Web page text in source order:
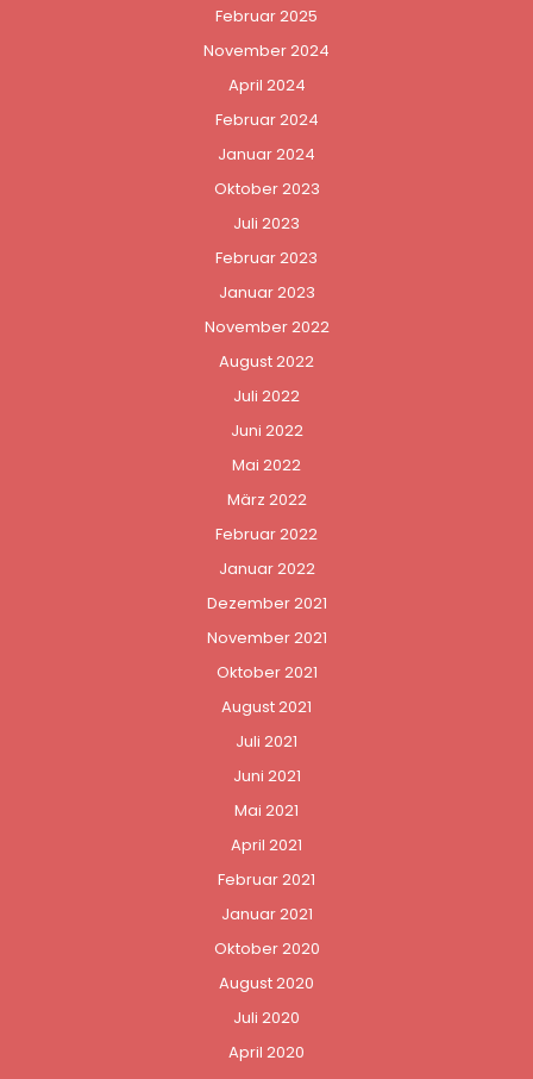
Februar 2025
November 2024
April 2024
Februar 2024
Januar 2024
Oktober 2023
Juli 2023
Februar 2023
Januar 2023
November 2022
August 2022
Juli 2022
Juni 2022
Mai 2022
März 2022
Februar 2022
Januar 2022
Dezember 2021
November 2021
Oktober 2021
August 2021
Juli 2021
Juni 2021
Mai 2021
April 2021
Februar 2021
Januar 2021
Oktober 2020
August 2020
Juli 2020
April 2020